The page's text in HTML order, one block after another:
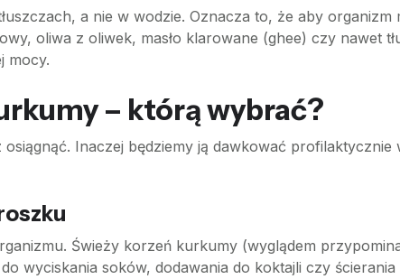
a nie w wodzie. Oznacza to, że aby
oliwa z oliwek, masło klarowane (ghee) czy nawet
mocy.
– którą wybrać?
Inaczej będziemy ją dawkować profilaktycznie
Świeży korzeń kurkumy (wyglądem
wyciskania soków, dodawania do koktajli czy